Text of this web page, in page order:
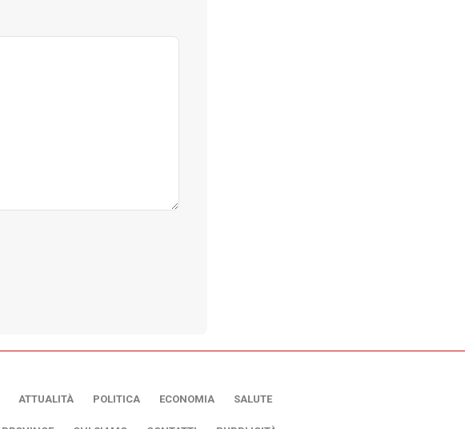
ATTUALITÀ POLITICA ECONOMIA SALUTE